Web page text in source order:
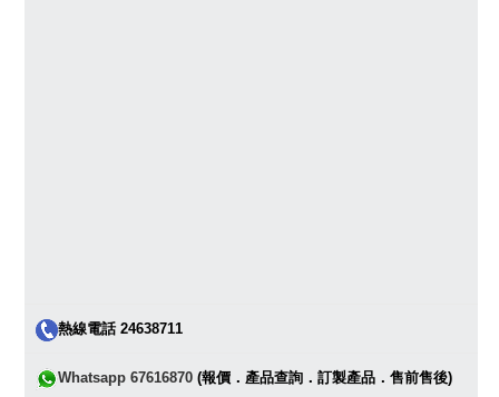
熱線電話 24638711
Whatsapp 67616870 (報價．產品查詢．訂製產品．售前售後)